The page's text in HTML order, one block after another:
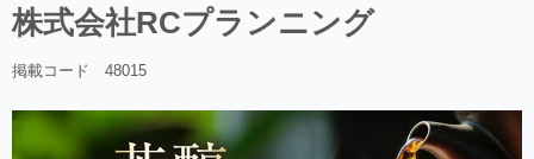
株式会社RCプランニング
掲載コード 48015